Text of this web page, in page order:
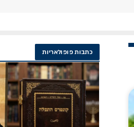
כתבות פופולאריות